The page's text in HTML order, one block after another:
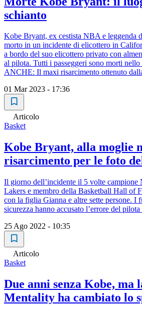
schianto
Kobe Bryant, ex cestista NBA e leggenda
morto in un incidente di elicottero in
a bordo del suo elicottero privato con
al pilota. Tutti i passeggeri sono morti
ANCHE: Il maxi risarcimento ottenuto
01 Mar 2023 - 17:36
Articolo
Basket
Kobe Bryant, alla moglie
risarcimento per le foto
Il giorno dell’incidente il 5 volte campione
Lakers e membro della Basketball Hall of
con la figlia Gianna e altre sette persone. I
sicurezza hanno accusato l’errore del
25 Ago 2022 - 10:35
Articolo
Basket
Due anni senza Kobe, ma
Mentality ha cambiato lo